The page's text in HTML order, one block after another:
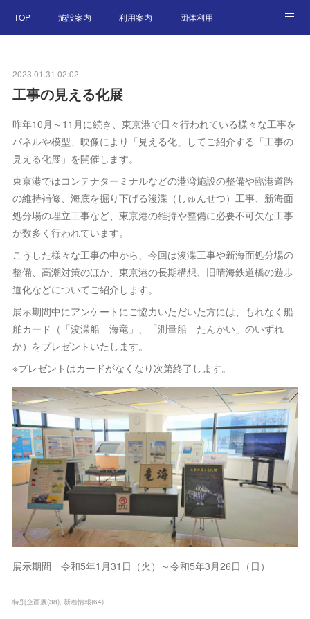
TOP 施設案内 利用案内 団体利用
ニュース
2023.01.31 02:02
工事の見える化展
昨年10月～11月に続き、東京港で日々行われている様々な工事を
パネルや模型、映像により「見える化」してご紹介する「工事の
見える化展」を開催します。
東京港ではコンテナターミナルなどの港湾施設の整備や臨港道路
の維持補修、海底を掘り下げる浚渫（しゅんせつ）工事、新海面
処分場の埋立工事など、東京港の維持や整備に必要不可欠な工事
が数多く行われています。
こうした様々な工事の中から、今回は浚渫工事や新海面処分場の
整備、高潮対策のほか、東京港の長期構想、旧晴海鉄道橋の遊歩
道化などについてご紹介します。
展示期間中にアンケートにご協力いただいた方には、もれなく船
舶カード（「浚渫船 海竜」、「測量船 たんかい」のいずれ
か）をプレゼントいたします。
※プレゼントはカードがなくなり次第終了します。
展示期間 令和5年1月31日（火）～令和5年3月26日（日）
特別企画展(38) 新着情報(64)